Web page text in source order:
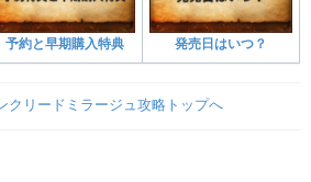
予約と早期購入特典 発売日はいつ？
クリードミラージュ攻略トップへ